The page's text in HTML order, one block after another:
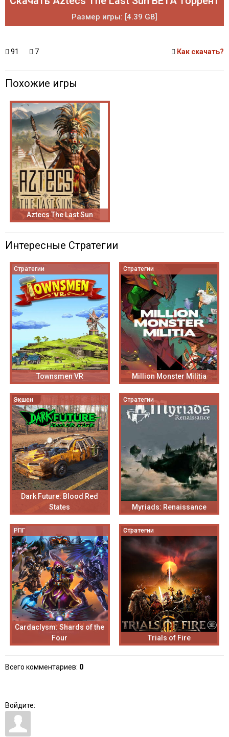
Размер игры: [4.39 GB]
91 7 Как скачать?
Похожие игры
Aztecs The Last Sun
Интересные Стратегии
Стратегии
Townsmen VR
Стратегии
Million Monster Militia
Экшен
Dark Future: Blood Red
States
Стратегии
Myriads: Renaissance
РПГ
Cardaclysm: Shards of the
Four
Стратегии
Trials of Fire
Всего комментариев: 0
Войдите: